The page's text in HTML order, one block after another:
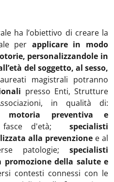
ha l’obiettivo di creare la
per applicare in modo
personalizzandole in
del soggetto, al sesso,
magistrali potranno
presso Enti, Strutture
in qualità di:
motoria preventiva e
fasce d'età; specialisti
alla prevenzione e al
patologie; specialisti
promozione della salute e
contesti connessi con le